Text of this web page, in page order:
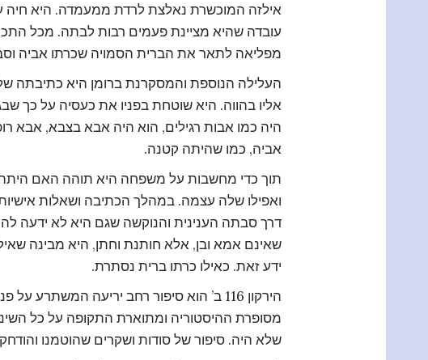
אילזה המוכשרת נאלצת לרדת ממעמדה. היא
עובדה שהיא מציינת פעמים רבות לבתה. מכל
מפליאה לתאר את הברית הסמויה שכרתו אביה
העלילה הנוספת והמסקרנת ברומן היא
אליו בהווה. היא שוטחת בפניו את כעסיה על כך
היה כמו אבות רגילים, הוא היה אבא בצבא, אבא
אביה, כמו שהיתה קטנה.
תוך כדי מחשבות על משפחה היא תוהה האם
ואפילו שלה עצמה. במהלך הכתיבה ושאלות
דרך סבתה הענינית והנוקשה שגם היא לא ידעה
שאינם אמא ובן, אלא חותנת וחתן, היא מבינה
ידע זאת. כאילו כרתו ברית נסתרת.
הירקון 116 ב’ הוא סיפור רחב יריעה
מסופרת ההיסטוריה ומתוארת התקופה על כל
שלא היה. סיפור של סודות ושקרים שהוטמנו